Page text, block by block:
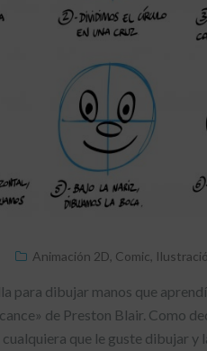
Animación 2D Comic
para dibujar manos que
de Preston Blair. Como
que le guste dibujar y